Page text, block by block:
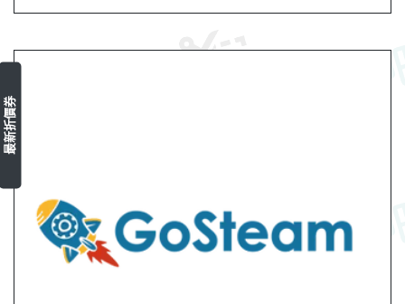
最新折價券